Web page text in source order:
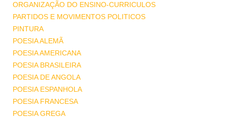
ORGANIZAÇÃO DO ENSINO-CURRICULOS
PARTIDOS E MOVIMENTOS POLITICOS
PINTURA
POESIA ALEMÃ
POESIA AMERICANA
POESIA BRASILEIRA
POESIA DE ANGOLA
POESIA ESPANHOLA
POESIA FRANCESA
POESIA GREGA